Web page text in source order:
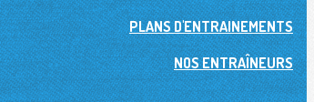
PLANS D'ENTRAINEMENTS
NOS ENTRAÎNEURS